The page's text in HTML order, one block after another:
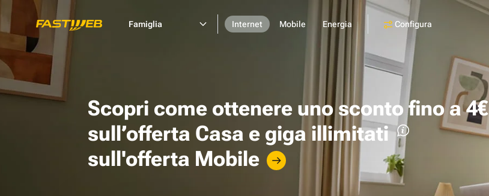
Famiglia Internet Mobile Energia Configura
Scopri come ottenere unosconto fino a 4€
sull’offerta Casa e giga illimitati
sull'offerta Mobile